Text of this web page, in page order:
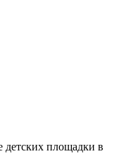
площадки в